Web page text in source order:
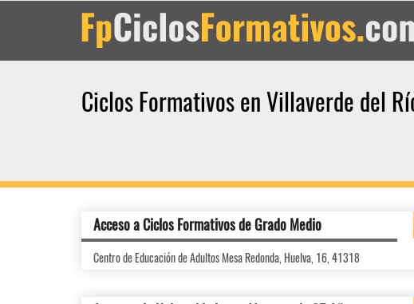
Ciclos Formativos en Villaverde del
Acceso a Ciclos Formativos de Grado Medio
Centro de Educación de Adultos Mesa Redonda, Huelva, 16, 41318